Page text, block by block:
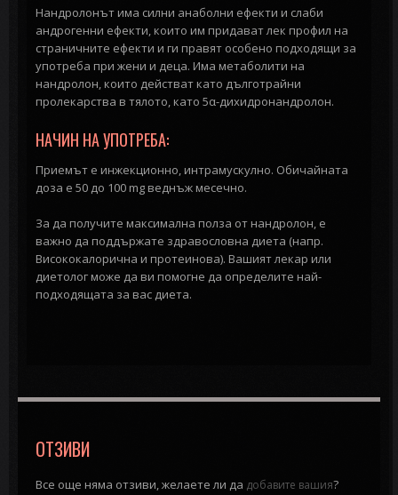
Нандролонът има силни анаболни ефекти и слаби
андрогенни ефекти, които им придават лек профил на
страничните ефекти и ги правят особено подходящи за
употреба при жени и деца. Има метаболити на
нандролон, които действат като дълготрайни
пролекарства в тялото, като 5α-дихидронандролон.
НАЧИН НА УПОТРЕБА:
Приемът е инжекционно, интрамускулно. Обичайната
доза е 50 до 100 mg веднъж месечно.
За да получите максимална полза от нандролон, е
важно да поддържате здравословна диета (напр.
Висококалорична и протеинова). Вашият лекар или
диетолог може да ви помогне да определите най-
подходящата за вас диета.
ОТЗИВИ
Все още няма отзиви, желаете ли да добавите вашия?